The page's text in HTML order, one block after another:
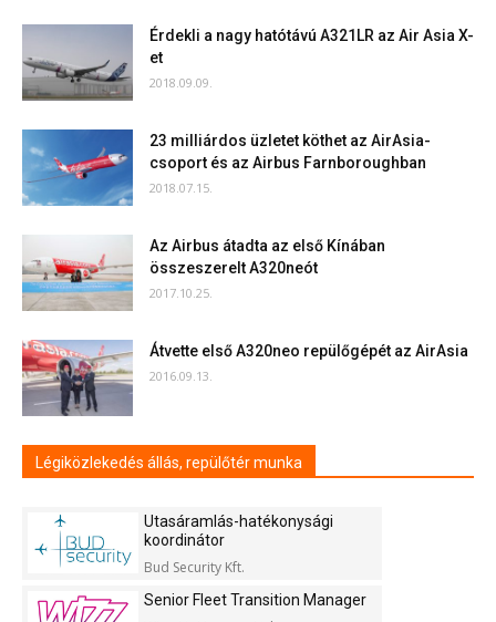
Érdekli a nagy hatótávú A321LR az Air Asia X-
et
2018.09.09.
23 milliárdos üzletet köthet az AirAsia-
csoport és az Airbus Farnboroughban
2018.07.15.
Az Airbus átadta az első Kínában
összeszerelt A320neót
2017.10.25.
Átvette első A320neo repülőgépét az AirAsia
2016.09.13.
Légiközlekedés állás, repülőtér munka
Utasáramlás-hatékonysági
koordinátor
Bud Security Kft.
Senior Fleet Transition Manager